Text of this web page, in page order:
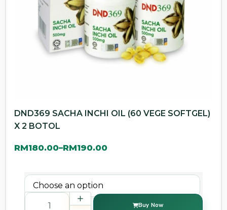
DND369 SACHA INCHI OIL (60 VEGE SOFTGEL)
X 2 BOTOL
RM180.00–RM190.00
Buy Now